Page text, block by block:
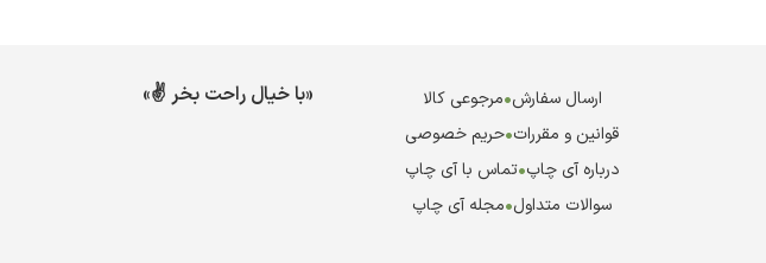
ارسال سفارش•مرجوعی کالا
قوانین و مقررات•حریم خصوصی
درباره آی چاپ•تماس با آی چاپ
سوالات متداول•مجله آی چاپ
«با خیال راحت بخر ✌️»